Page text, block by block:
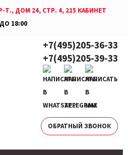
ДОМ 24, СТР. 4, 215 КАБИНЕТ
18:00
+7(495)205-36-33
+7(495)205-39-33
ОБРАТНЫЙ ЗВОНОК